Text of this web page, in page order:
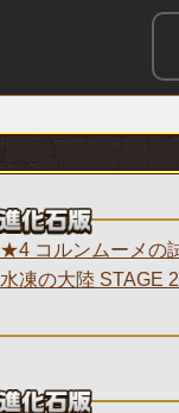
★4 コルンムーメの
水凍の大陸 STAGE 2